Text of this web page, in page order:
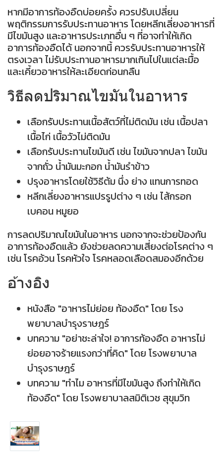
หากมีอาการท้องอืดบ่อยครั้ง ควรปรับเปลี่ยน
พฤติกรรมการรับประทานอาหาร โดยหลีกเลี่ยงอาหารที่
มีไขมันสูง และอาหารประเภทอื่น ๆ ที่อาจทำให้เกิด
อาการท้องอืดได้ นอกจากนี้ ควรรับประทานอาหารให้
ตรงเวลา ไม่รับประทานอาหารมากเกินไปในแต่ละมื้อ
และเคี้ยวอาหารให้ละเอียดก่อนกลืน
วิธีลดปริมาณไขมันในอาหาร
เลือกรับประทานเนื้อสัตว์ที่ไม่ติดมัน เช่น เนื้อปลา
เนื้อไก่ เนื้อวัวไม่ติดมัน
เลือกรับประทานไขมันดี เช่น ไขมันจากปลา ไขมัน
จากถั่ว น้ำมันมะกอก น้ำมันรำข้าว
ปรุงอาหารโดยใช้วิธีต้ม นึ่ง ย่าง แทนการทอด
หลีกเลี่ยงอาหารแปรรูปต่าง ๆ เช่น ไส้กรอก
เบคอน หมูยอ
การลดปริมาณไขมันในอาหาร นอกจากจะช่วยป้องกัน
อาการท้องอืดแล้ว ยังช่วยลดความเสี่ยงต่อโรคต่าง ๆ
เช่น โรคอ้วน โรคหัวใจ โรคหลอดเลือดสมองอีกด้วย
อ้างอิง
หนังสือ "อาหารไม่ย่อย ท้องอืด" โดย โรง
พยาบาลบำรุงราษฎร์
บทความ "อย่าชะล่าใจ! อาการท้องอืด อาหารไม่
ย่อยอาจร้ายแรงกว่าที่คิด" โดย โรงพยาบาล
บำรุงราษฎร์
บทความ "ทำไม อาหารที่มีไขมันสูง ถึงทำให้เกิด
ท้องอืด" โดย โรงพยาบาลสมิติเวช สุขุมวิท